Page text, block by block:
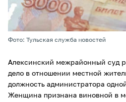
Фото: Тульская служба новостей
Алексинский межрайонный суд
дело в отношении местной
должность администратора
Женщина признана виновной в